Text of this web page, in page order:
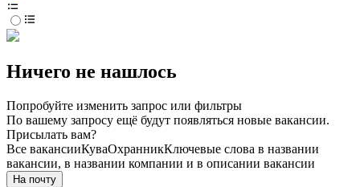
Ничего не нашлось
Попробуйте изменить запрос или фильтры
По вашему запросу ещё будут появляться новые вакансии.
Присылать вам?
Все вакансииКуваОхранникКлючевые слова в названии
вакансии, в названии компании и в описании вакансии
На почту